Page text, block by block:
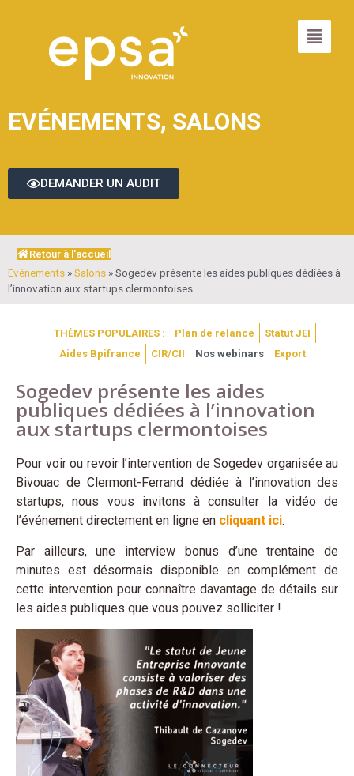
EVÉNEMENTS, SALONS
DEMANDER UN AUDIT
Retour à l'accueil
Evénements »Salons »Sogedev présente les aides publiques dédiées à
l’innovation aux startups clermontoises
THÈMES POPULAIRES : Plan de relance
Statut JEI
Aides Bpifrance
CIR/CII Nos webinars Export
Sogedev présente les aides
publiques dédiées à l’innovation
aux startups clermontoises
Pour voir ou revoir l’intervention de Sogedev organisée au
Bivouac de Clermont-Ferrand dédiée à l’innovation des
startups, nous vous invitons à consulter la vidéo de
l’événement directement en ligne en cliquant ici.
Par ailleurs, une interview bonus d’une trentaine de
minutes est désormais disponible en complément de
cette intervention pour connaître davantage de détails sur
les aides publiques que vous pouvez solliciter !